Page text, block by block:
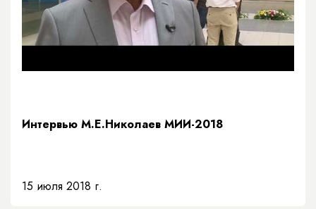
Интервью М.Е.Николаев МИИ-2018
15 июля 2018 г.